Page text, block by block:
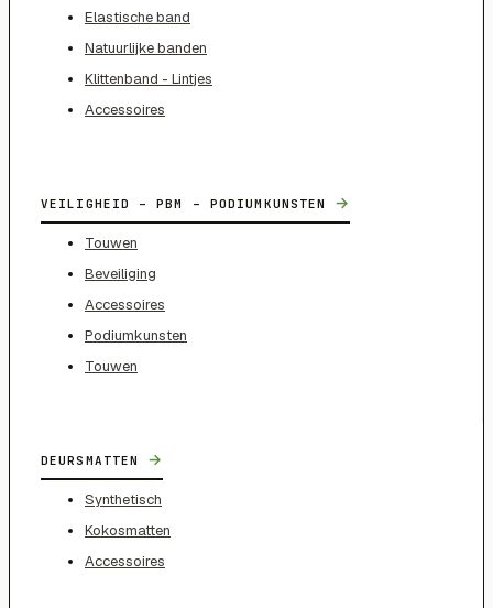
Elastische band
Natuurlijke banden
Klittenband - Lintjes
Accessoires
VEILIGHEID – PBM – PODIUMKUNSTEN →
Touwen
Beveiliging
Accessoires
Podiumkunsten
Touwen
DEURSMATTEN →
Synthetisch
Kokosmatten
Accessoires